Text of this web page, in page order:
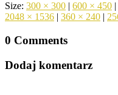
Size: 300 × 300 | 600 × 450 |
2048 × 1536 | 360 × 240 |
0 Comments
Dodaj komentarz